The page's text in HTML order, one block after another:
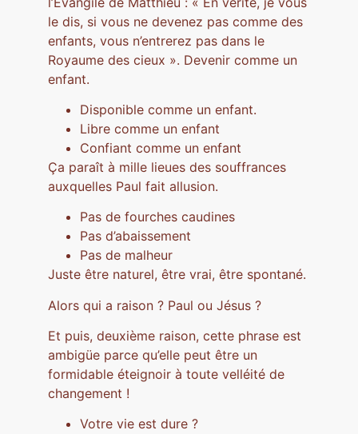
le dis, si vous ne devenez pas comme des
enfants, vous n’entrerez pas dans le
Royaume des cieux ». Devenir comme un
enfant.
Disponible comme un enfant.
Libre comme un enfant
Confiant comme un enfant
Ça paraît à mille lieues des souffrances
auxquelles Paul fait allusion.
Pas de fourches caudines
Pas d’abaissement
Pas de malheur
Juste être naturel, être vrai, être spontané.
Alors qui a raison ? Paul ou Jésus ?
Et puis, deuxième raison, cette phrase est
ambigüe parce qu’elle peut être un
formidable éteignoir à toute velléité de
changement !
Votre vie est dure ?